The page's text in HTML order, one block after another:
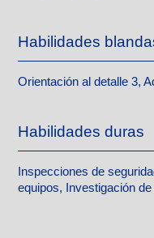
Habilidades
Orientación al detalle 3,
Habilidades duras
Inspecciones de
equipos, Investigación